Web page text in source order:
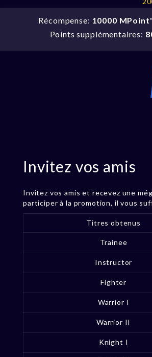
Récompense: 10000
Points supplémentaires:
Invitez vos amis
Invitez vos amis et recevez une
participer à la promotion, il vous
Titres obtenus
Trainee
Instructor
Fighter
Warrior I
Warrior II
Knight I